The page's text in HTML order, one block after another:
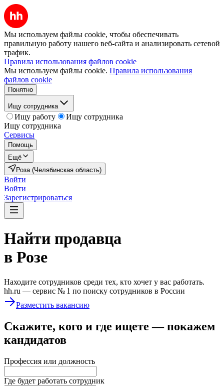
Мы используем файлы cookie, чтобы обеспечивать
правильную работу нашего веб-сайта и анализировать сетевой
трафик.
Правила использования файлов cookie
Мы используем файлы cookie. Правила использования
файлов cookie
Понятно
Ищу сотрудника
Ищу работу
Ищу сотрудника
Ищу сотрудника
Сервисы
Помощь
Ещё
Роза (Челябинская область)
Войти
Войти
Зарегистрироваться
Найти продавца
в Розе
Находите сотрудников среди тех, кто хочет у вас работать.
hh.ru — сервис № 1 по поиску сотрудников в России
Разместить вакансию
Скажите, кого и где ищете — покажем
кандидатов
Профессия или должность
Где будет работать сотрудник